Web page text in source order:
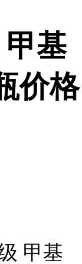
基
价格
甲基